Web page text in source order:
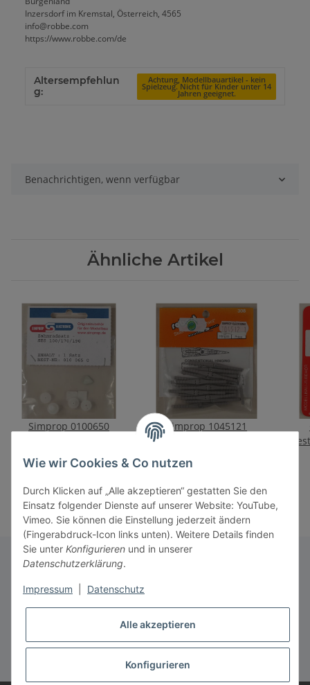
Inzersdorf im Kremstal, Österreich, 4565
info@robbe.com
https://www.robbe.com/de
Altersempfehlun
g:
Achtung, Modellbauartikel - kein
Spielzeug. Nicht für Kinder unter 14
Jahren geeignet.
Benachrichtigen, wenn verfügbar
Ähnliche Artikel
Simprop 0100650
SES100/140/190/
7,10 €
Simprop 1045121
STIFTSCHARNIER 3,0 MM
Informationen
Gesetzliche Informationen
* Alle Preise inkl. gesetzlicher USt., zzgl.Versand
Wie wir Cookies & Co nutzen
Durch Klicken auf „Alle akzeptieren“ gestatten Sie den
Einsatz folgender Dienste auf unserer Website: YouTube,
Vimeo. Sie können die Einstellung jederzeit ändern
(Fingerabdruck-Icon links unten). Weitere Details finden
Sie unter Konfigurieren und in unserer
Datenschutzerklärung.
Impressum Datenschutz
Alle akzeptieren
Konfigurieren